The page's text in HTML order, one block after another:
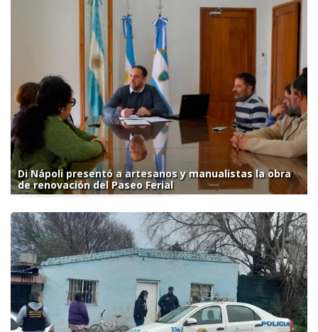
Di Nápoli presentó a artesanos y manualistas la obra
de renovación del Paseo Ferial